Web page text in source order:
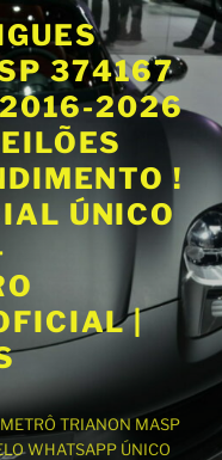
374167
2016-2026
!
ÚNICO
|
TRIANON MASP
WHATSAPP ÚNICO